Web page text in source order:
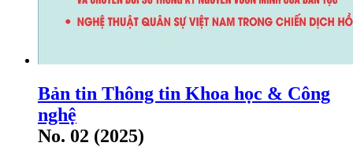
Bản tin Thông tin Khoa học & Công
nghệ
No. 02 (2025)